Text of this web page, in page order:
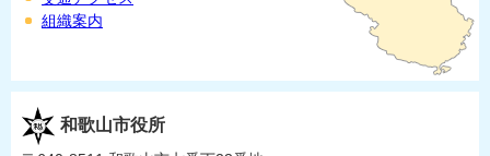
組織案内
和歌山市役所